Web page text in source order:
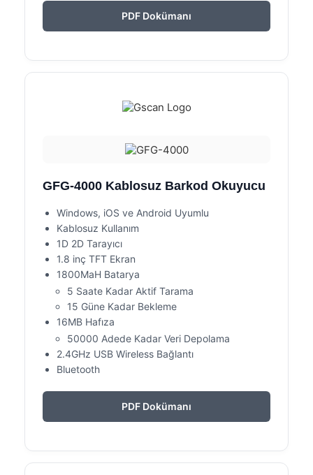
PDF Dokümanı
GFG-4000 Kablosuz Barkod Okuyucu
Windows, iOS ve Android Uyumlu
Kablosuz Kullanım
1D 2D Tarayıcı
1.8 inç TFT Ekran
1800MaH Batarya
5 Saate Kadar Aktif Tarama
15 Güne Kadar Bekleme
16MB Hafıza
50000 Adede Kadar Veri Depolama
2.4GHz USB Wireless Bağlantı
Bluetooth
PDF Dokümanı